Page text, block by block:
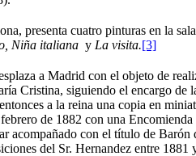
presenta cuatro pinturas en la
Niña italiana y La visita.[3]
a Madrid con el objeto de
Cristina, siguiendo el encargo de
a la reina una copia en
de 1882 con una
acompañado con el título de Barón
del Sr. Hernandez entre 1881